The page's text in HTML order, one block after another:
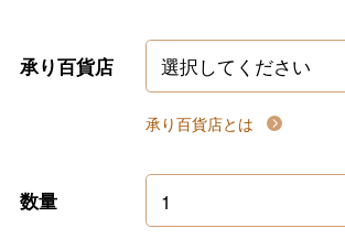
承り百貨店
承り百貨店とは
数量